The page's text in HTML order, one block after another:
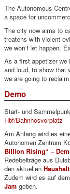
The Autonomous
a space for
The city now aims to
treatens with violent
we won’t let happen.
As a first appetizer we
and loud, to show that
we are going to
Demo
Start- und
Hbf/Bahnhosvorplatz
Am Anfang wird es
Autonomen Zentrum
Billion Rising“ –
Redebeiträge aus
den aktuellen
Zudem wird es auf
Jam geben.